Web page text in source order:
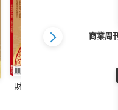
財訊快報季刊 20241